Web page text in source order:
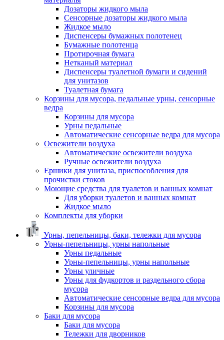
Дозаторы жидкого мыла
Сенсорные дозаторы жидкого мыла
Жидкое мыло
Диспенсеры бумажных полотенец
Бумажные полотенца
Протирочная бумага
Нетканый материал
Диспенсеры туалетной бумаги и сидений
для унитазов
Туалетная бумага
Корзины для мусора, педальные урны, сенсорные
ведра
Корзины для мусора
Урны педальные
Автоматические сенсорные ведра для мусора
Освежители воздуха
Автоматические освежители воздуха
Ручные освежители воздуха
Ершики для унитаза, приспособления для
прочистки стоков
Моющие средства для туалетов и ванных комнат
Для уборки туалетов и ванных комнат
Жидкое мыло
Комплекты для уборки
Урны, пепельницы, баки, тележки для мусора
Урны-пепельницы, урны напольные
Урны педальные
Урны-пепельницы, урны напольные
Урны уличные
Урны для фудкортов и раздельного сбора
мусора
Автоматические сенсорные ведра для мусора
Корзины для мусора
Баки для мусора
Баки для мусора
Тележки для дворников